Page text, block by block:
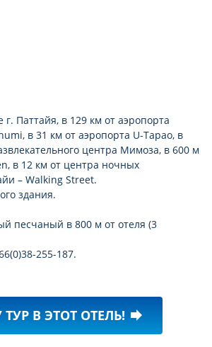
Паттайя, в 129 км от аэропорта
в 31 км от аэропорта U-Tapao, в
центра Мимоза, в 600 м
в 12 км от центра ночных
– Walking Street.
здания.
песчаный в 800 м от отеля (3
255-187.
В ЭТОТ ОТЕЛЬ! forward